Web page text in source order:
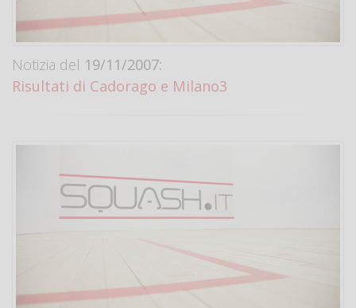
Notizia del 19/11/2007:
Risultati di Cadorago e Milano3